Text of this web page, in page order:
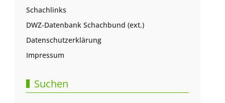
Schachlinks
DWZ-Datenbank Schachbund (ext.)
Datenschutzerklärung
Impressum
Suchen